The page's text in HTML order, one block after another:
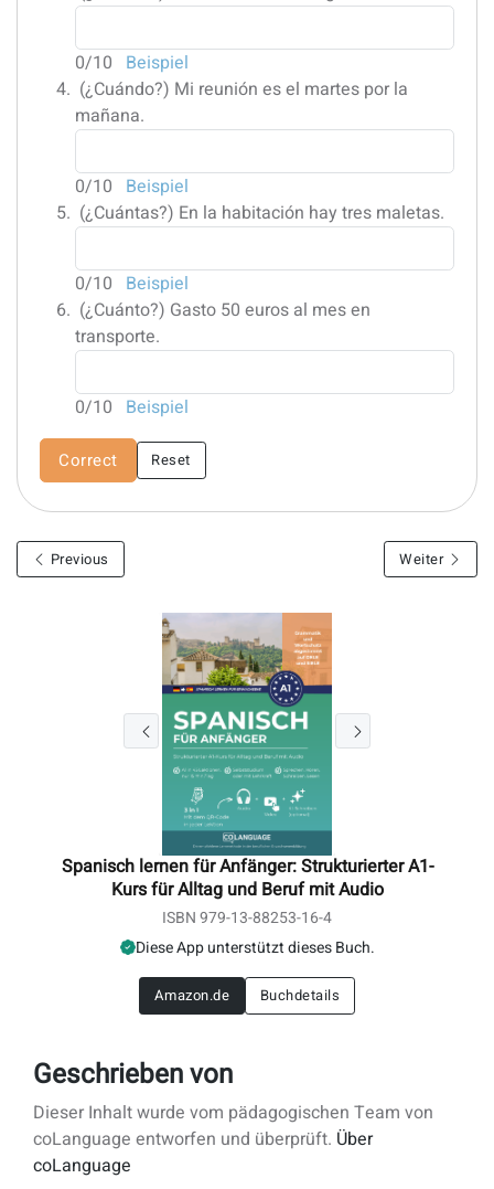
0/10 Beispiel
(¿Cuándo?) Mi reunión es el martes por la
mañana.
0/10 Beispiel
(¿Cuántas?) En la habitación hay tres maletas.
0/10 Beispiel
(¿Cuánto?) Gasto 50 euros al mes en
transporte.
0/10 Beispiel
Correct Reset
Previous Weiter
Spanisch lernen für Anfänger: Strukturierter A1-
Kurs für Alltag und Beruf mit Audio
ISBN 979-13-88253-16-4
Diese App unterstützt dieses Buch.
Amazon.de Buchdetails
Geschrieben von
Dieser Inhalt wurde vom pädagogischen Team von
coLanguage entworfen und überprüft. Über
coLanguage